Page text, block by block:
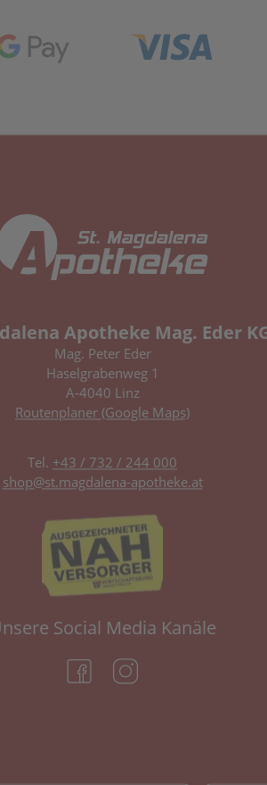
Apotheke Mag. Eder
Mag. Peter Eder
Haselgrabenweg 1
A-4040 Linz
Routenplaner (Google Maps)
Tel. +43 / 732 / 244 000
shop@st.magdalena-apotheke.at
Social Media Kanäle
(öffnet in neuem Tab)